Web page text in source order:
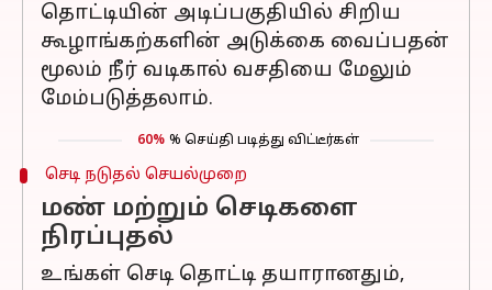
தொட்டியின் அடிப்பகுதியில் சிறிய
கூழாங்கற்களின் அடுக்கை வைப்பதன்
மூலம் நீர் வடிகால் வசதியை மேலும்
மேம்படுத்தலாம்.
60% % செய்தி படித்து விட்டீர்கள்
செடி நடுதல் செயல்முறை
மண் மற்றும் செடிகளை
நிரப்புதல்
உங்கள் செடி தொட்டி தயாரானதும்,